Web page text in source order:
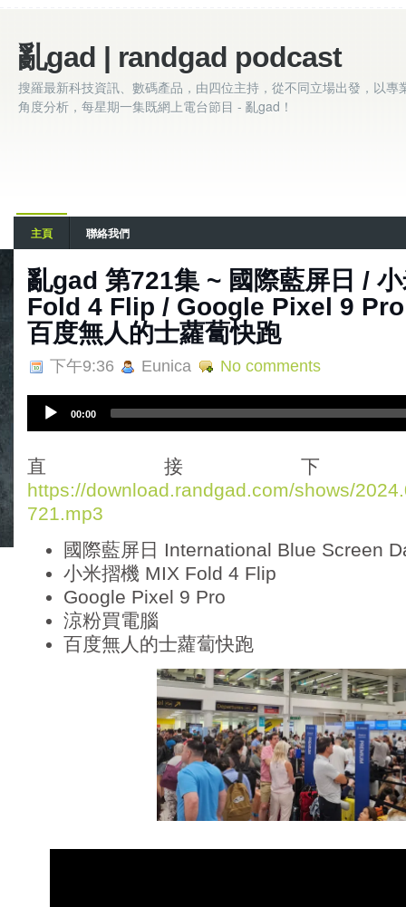
亂gad | randgad podcast
搜羅最新科技資訊、數碼產品，由四位主持，從不同立場出發，以專
角度分析，每星期一集既網上電台節目 - 亂gad！
主頁 聯絡我們
亂‌‌‌gad‌‌‌ ‌‌‌‌‌第‌‌‌721集 ~ 國際藍屏日 /
Fold 4 Flip / Google Pixel 9
百度無人的士蘿蔔快跑
下午9:36 Eunica No comments
i
o
P
l
00:00
直接
https://download.randgad.com/shows/
721.mp3
國際藍屏日 International Blue Screen
小米摺機 MIX Fold 4 Flip
Google Pixel 9 Pro
涼粉買電腦
百度無人的士蘿蔔快跑